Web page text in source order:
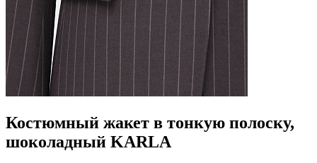
Костюмный жакет в тонкую полоску,
шоколадный KARLA